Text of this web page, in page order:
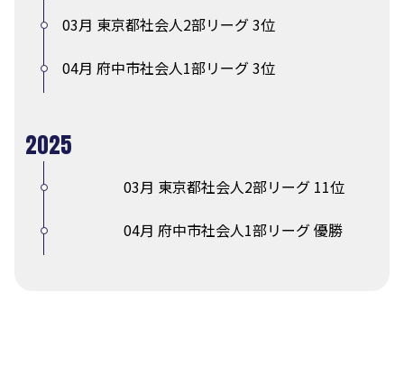
03月 東京都社会人2部リーグ 3位
04月 府中市社会人1部リーグ 3位
2025
03月 東京都社会人2部リーグ 11位
04月 府中市社会人1部リーグ 優勝